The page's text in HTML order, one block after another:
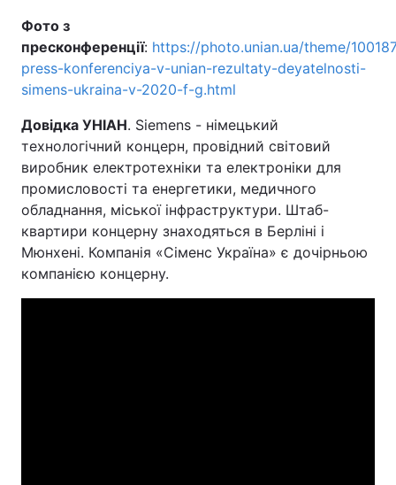
Фото з
пресконференції: https://photo.unian.ua/theme/
press-konferenciya-v-unian-rezultaty-deyatelnosti-
simens-ukraina-v-2020-f-g.html
Довідка УНІАН. Siemens - німецький
технологічний концерн, провідний світовий
виробник електротехніки та електроніки для
промисловості та енергетики, медичного
обладнання, міської інфраструктури. Штаб-
квартири концерну знаходяться в Берліні і
Мюнхені. Компанія «Сіменс Україна» є дочірньою
компанією концерну.